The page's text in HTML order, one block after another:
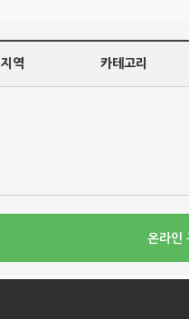
지역 카테고리
온라인